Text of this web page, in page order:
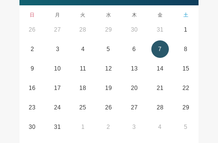
日 月 火 水 木 金 土
26 27 28 29 30 31 1
2 3 4 5 6 7 8
9 10 11 12 13 14 15
16 17 18 19 20 21 22
23 24 25 26 27 28 29
30 31 1 2 3 4 5